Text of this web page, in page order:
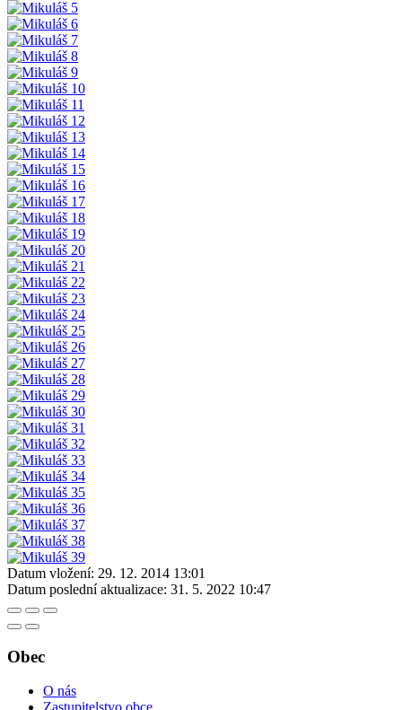
Datum vložení: 29. 12. 2014 13:01
Datum poslední aktualizace: 31. 5. 2022 10:47
Obec
O nás